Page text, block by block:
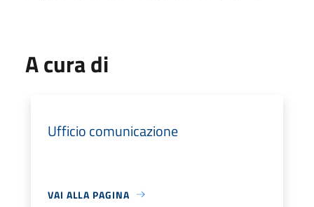
A cura di
Ufficio comunicazione
VAI ALLA PAGINA